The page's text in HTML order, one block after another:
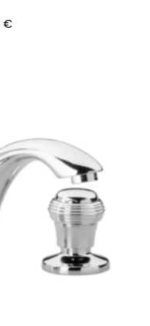
€Ártartomány: